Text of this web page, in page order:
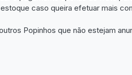
caso queira efetuar mais
Popinhos que não estejam